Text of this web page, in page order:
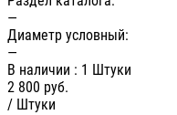
—
Диаметр условный:
—
В наличии : 1 Штуки
2 800 руб.
/ Штуки